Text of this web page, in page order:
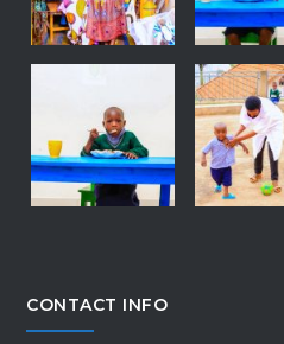
CONTACT INFO